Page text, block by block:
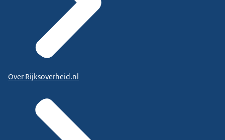
Over Rijksoverheid.nl